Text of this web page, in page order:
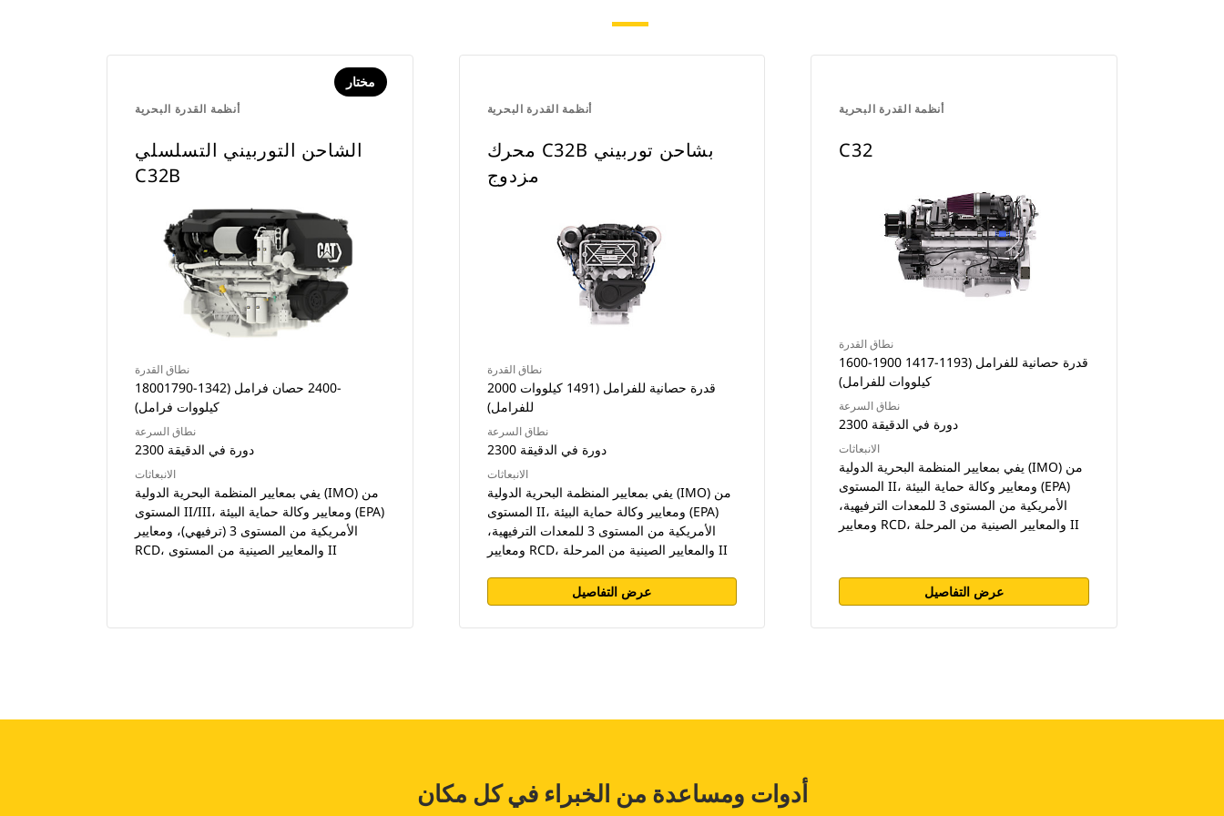
أنظمة القدرة البحرية
مختار
الشاحن التوربيني التسلسلي
C32B
نطاق القدرة
1800‏-2400 حصان فرامل (1342-1790
كيلووات فرامل)
نطاق السرعة
2300 دورة في الدقيقة
الانبعاثات
يفي بمعايير المنظمة البحرية الدولية (IMO) من
المستوى II/III، ومعايير وكالة حماية البيئة (EPA)
الأمريكية من المستوى 3 (ترفيهي)، ومعايير
RCD، والمعايير الصينية من المستوى II
أنظمة القدرة البحرية
محرك C32B بشاحن توربيني
مزدوج
نطاق القدرة
2000 قدرة حصانية للفرامل (1491 كيلووات
للفرامل)
نطاق السرعة
2300 دورة في الدقيقة
الانبعاثات
يفي بمعايير المنظمة البحرية الدولية (IMO) من
المستوى II، ومعايير وكالة حماية البيئة (EPA)
الأمريكية من المستوى 3 للمعدات الترفيهية،
ومعايير RCD، والمعايير الصينية من المرحلة II
عرض التفاصيل
أنظمة القدرة البحرية
C32
نطاق القدرة
1600-1900 قدرة حصانية للفرامل (1193-1417
كيلووات للفرامل)
نطاق السرعة
2300 دورة في الدقيقة
الانبعاثات
يفي بمعايير المنظمة البحرية الدولية (IMO) من
المستوى II، ومعايير وكالة حماية البيئة (EPA)
الأمريكية من المستوى 3 للمعدات الترفيهية،
ومعايير RCD، والمعايير الصينية من المرحلة II
عرض التفاصيل
أدوات ومساعدة من الخبراء في كل مكان